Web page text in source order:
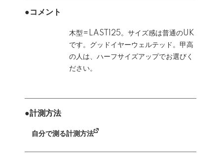
●コメント
木型=LAST125。サイズ感は普通のUK
です。グッドイヤーウェルテッド。甲高
の人は、ハーフサイズアップでお選びく
ださい。
●計測方法
自分で測る計測方法